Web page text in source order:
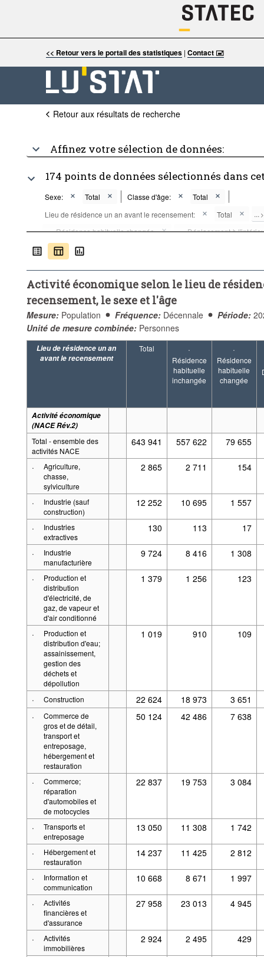
<< Retour vers le portail des statistiques| Contact 🖃
Retour aux résultats de recherche
Affinez votre sélection de données:
174 points de données sélectionnés dans
Sexe: Total Classe d'âge:
Total
Lieu de résidence un an avant le recensement:
Total ... >
...>Résidence habituelle changée ...>Déplacement à
>Déplacement depuis l’étranger
Période:
Début: 2021
Fin: 2021
Supprimer tout
Activité économique selon le lieu de
recensement, le sexe et l'âge
Mesure: Population Fréquence: Décennale Période:
Unité de mesure combinée: Personnes
Lieu de résidence un an
avant le recensement
Total ·
Résidence
habituelle
inchangée
·
Résidence
habituelle
changée
Activité économique
(NACE Rév.2)
Total - ensemble des
activités NACE
643 941 557 622 79 655
·
Agriculture,
chasse,
sylviculture
2 865 2 711 154
·
Industrie (sauf
construction)
12 252 10 695 1 557
·
Industries
extractives
130 113 17
·
Industrie
manufacturière
9 724 8 416 1 308
·
Production et
distribution
d'électricité, de
gaz, de vapeur et
d'air conditionné
1 379 1 256 123
·
Production et
distribution d'eau;
assainissement,
gestion des
déchets et
dépollution
1 019 910 109
· Construction 22 624 18 973
3 651
·
Commerce de
gros et de détail,
transport et
entreposage,
hébergement et
restauration
50 124 42 486 7 638
·
Commerce;
réparation
d'automobiles et
de motocycles
22 837 19 753 3 084
·
Transports et
entreposage
13 050 11 308 1 742
·
Hébergement et
restauration
14 237 11 425 2 812
·
Information et
communication
10 668 8 671 1 997
·
Activités
financières et
d'assurance
27 958 23 013 4 945
·
Activités
immobilières
2 924 2 495 429